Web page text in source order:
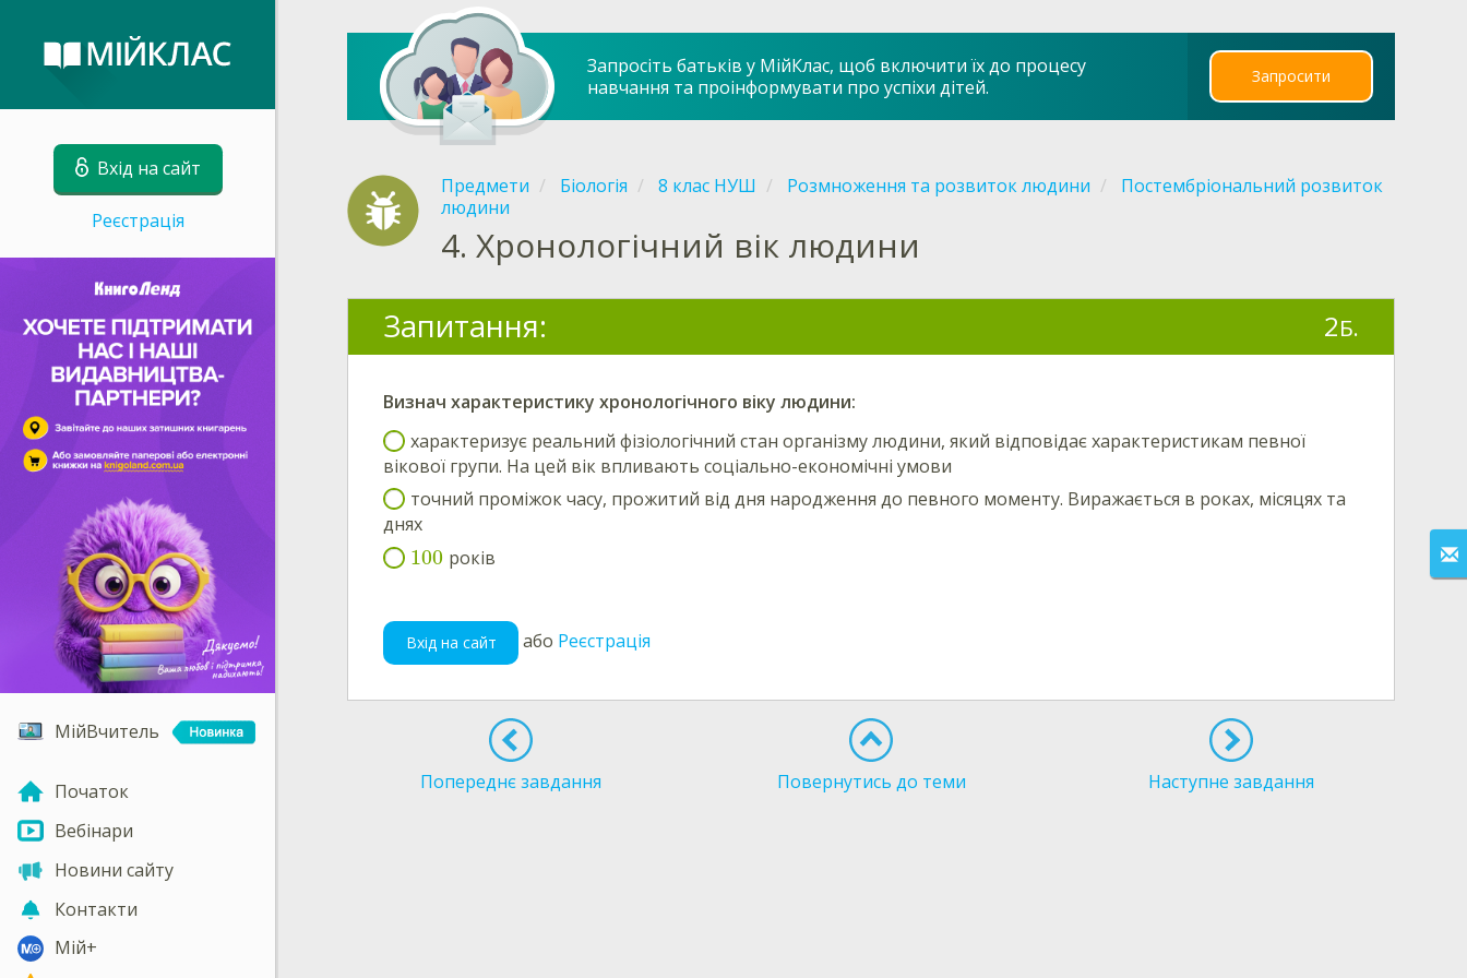
Вхід на сайт
Реєстрація
МійВчитель
Початок
Вебінари
Новини сайту
Контакти
Мій+
Запросіть батьків у МійКлас, щоб включити їх до процесу
навчання та проінформувати про успіхи дітей.
Запросити
Предмети Біологія 8 клас НУШ Розмноження та розвиток людини
Постембріональний розвиток
людини
4. Хронологічний вік людини
Запитання: 2Б.
Визнач характеристику хронологічного віку людини:
характеризує реальний фізіологічний стан організму людини, який відповідає характеристикам певної
вікової групи. На цей вік впливають соціально-економічні умови
точний проміжок часу, прожитий від дня народження до певного моменту. Виражається в роках, місяцях та
днях
100 років
Вхід на сайт або Реєстрація
Попереднє завдання Повернутись до теми Наступне завдання